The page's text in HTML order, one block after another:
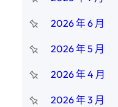
2026 年 6 月
2026 年 5 月
2026 年 4 月
2026 年 3 月